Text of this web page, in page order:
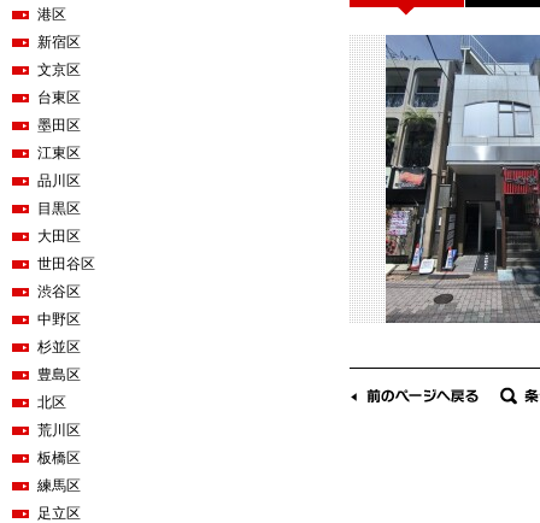
港区
新宿区
文京区
台東区
墨田区
江東区
品川区
目黒区
大田区
世田谷区
渋谷区
中野区
杉並区
豊島区
北区
荒川区
板橋区
練馬区
足立区